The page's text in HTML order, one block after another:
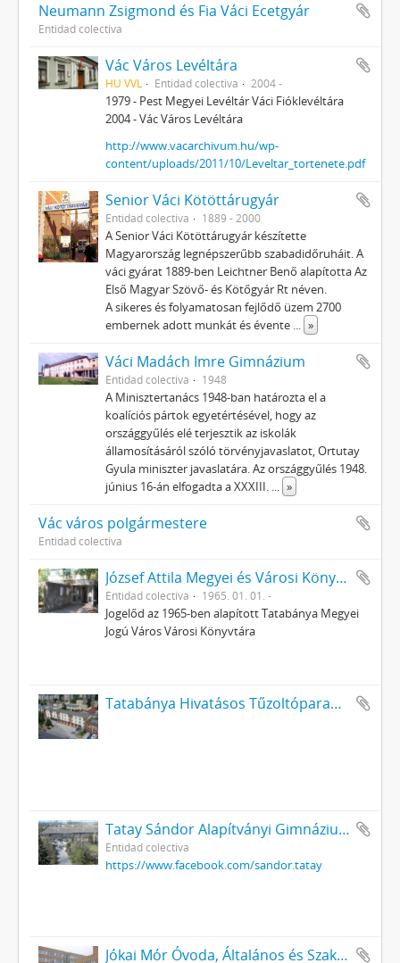
Neumann Zsigmond és Fia Váci Ecetgyár
Entidad colectiva
Vác Város Levéltára
HU VVL Entidad colectiva 2004 -
1979 - Pest Megyei Levéltár Váci Fióklevéltára
2004 - Vác Város Levéltára
http://www.vacarchivum.hu/wp-
content/uploads/2011/10/Leveltar_tortenete.pdf
Senior Váci Kötöttárugyár
Entidad colectiva 1889 - 2000
A Senior Váci Kötöttárugyár készítette
Magyarország legnépszerűbb szabadidőruháit. A
váci gyárat 1889-ben Leichtner Benő alapította Az
Első Magyar Szövő- és Kötőgyár Rt néven.
A sikeres és folyamatosan fejlődő üzem 2700
embernek adott munkát és évente ... »
Váci Madách Imre Gimnázium
Entidad colectiva 1948
A Minisztertanács 1948-ban határozta el a
koalíciós pártok egyetértésével, hogy az
országgyűlés elé terjesztik az iskolák
államosításáról szóló törvényjavaslatot, Ortutay
Gyula miniszter javaslatára. Az országgyűlés 1948.
június 16-án elfogadta a XXXIII. ... »
Vác város polgármestere
Entidad colectiva
József Attila Megyei és Városi Könyvtár, Tatabánya
Entidad colectiva 1965. 01. 01. -
Jogelőd az 1965-ben alapított Tatabánya Megyei
Jogú Város Városi Könyvtára
Tatabánya Hivatásos Tűzoltóparancsnokság
Tatay Sándor Alapítványi Gimnázium, Szakközépiskola és Szakiskola, Székesfehérvár
Entidad colectiva
https://www.facebook.com/sandor.tatay
Jókai Mór Óvoda, Általános és Szakképző Iskola, Győr